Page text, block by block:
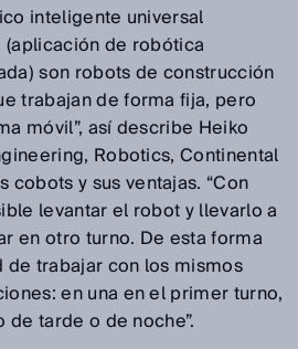
inteligente universal
de robótica
son robots de construcción
trabajan de forma fija, pero
móvil”, así describe Heiko
Robotics, Continental
cobots y sus ventajas. “Con
levantar el robot y llevarlo a
en otro turno. De esta forma
trabajar con los mismos
en una en el primer turno,
tarde o de noche”.